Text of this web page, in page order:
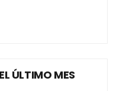
ÚLTIMO MES